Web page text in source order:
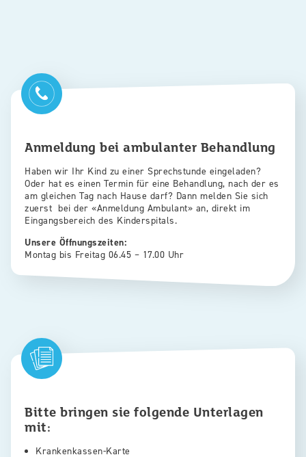
Anmeldung bei ambulanter Behandlung
Haben wir Ihr Kind zu einer Sprechstunde eingeladen?
Oder hat es einen Termin für eine Behandlung, nach der es
am gleichen Tag nach Hause darf? Dann melden Sie sich
zuerst bei der «Anmeldung Ambulant» an, direkt im
Eingangsbereich des Kinderspitals.
Unsere Öffnungszeiten:
Montag bis Freitag 06.45 – 17.00 Uhr
Bitte bringen sie folgende Unterlagen
mit:
Krankenkassen-Karte